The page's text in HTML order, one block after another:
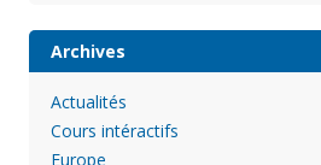
Archives
Actualités
Cours intéractifs
Europe